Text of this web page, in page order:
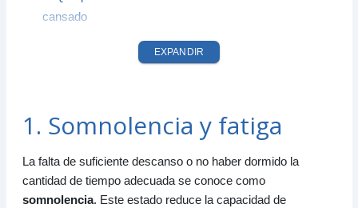
cansado
3.2. Por qué aumenta tanto el riesgo en ruta
4.2. Alimentación, hidratación y hábitos
5.1. Señales típicas de somnolencia
5.2. Señales típicas de fatiga
EXPANDIR
1. Somnolencia y fatiga
La falta de suficiente descanso o no haber dormido la
cantidad de tiempo adecuada se conoce como
somnolencia. Este estado reduce la capacidad de